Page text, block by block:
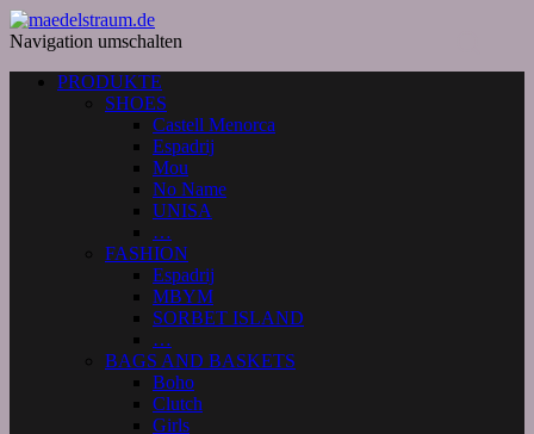
Navigation umschalten
PRODUKTE
SHOES
Castell Menorca
Espadrij
Mou
No Name
UNISA
…
FASHION
Espadrij
MBYM
SORBET ISLAND
…
BAGS AND BASKETS
Boho
Clutch
Girls